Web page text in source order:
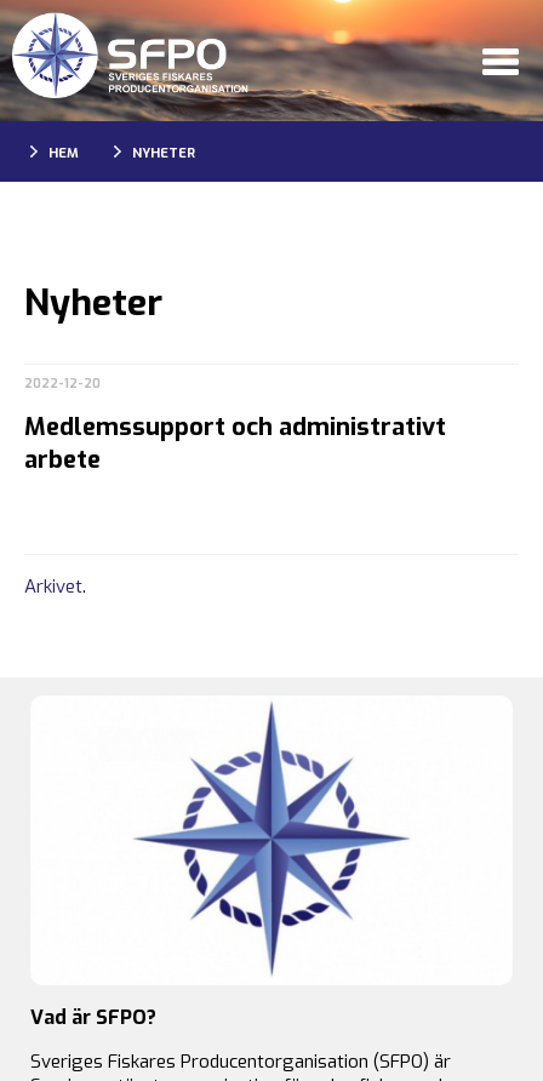
HEM NYHETER
Nyheter
2022-12-20
Medlemssupport och administrativt
arbete
Arkivet.
Vad är SFPO?
Sveriges Fiskares Producentorganisation (SFPO) är